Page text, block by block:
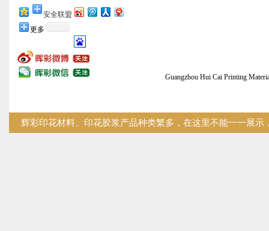
安全联盟
更多
Guangzhou Hui Cai Printing
辉彩印花材料、印花胶浆产品种类繁多，在这里不能一一展